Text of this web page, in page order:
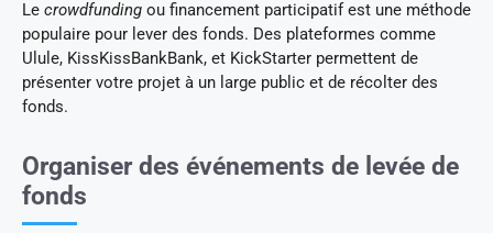
Le crowdfunding ou financement participatif est une méthode
populaire pour lever des fonds. Des plateformes comme
Ulule, KissKissBankBank, et KickStarter permettent de
présenter votre projet à un large public et de récolter des
fonds.
Organiser des événements de levée de
fonds